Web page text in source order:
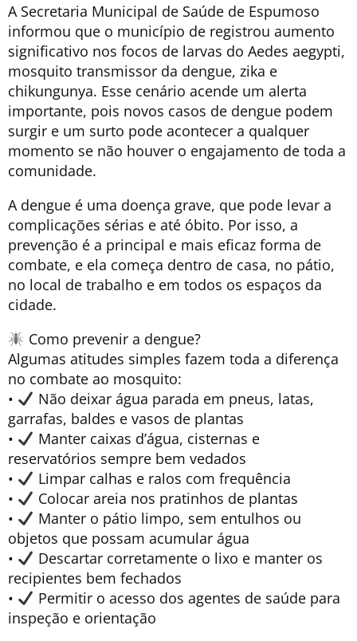
A Secretaria Municipal de Saúde de Espumoso
informou que o município de registrou aumento
significativo nos focos de larvas do Aedes aegypti,
mosquito transmissor da dengue, zika e
chikungunya. Esse cenário acende um alerta
importante, pois novos casos de dengue podem
surgir e um surto pode acontecer a qualquer
momento se não houver o engajamento de toda a
comunidade.
A dengue é uma doença grave, que pode levar a
complicações sérias e até óbito. Por isso, a
prevenção é a principal e mais eficaz forma de
combate, e ela começa dentro de casa, no pátio,
no local de trabalho e em todos os espaços da
cidade.
Como prevenir a dengue?
Algumas atitudes simples fazem toda a diferença
no combate ao mosquito:
•
Não deixar água parada em pneus, latas,
garrafas, baldes e vasos de plantas
•
Manter caixas d’água, cisternas e
reservatórios sempre bem vedados
•
Limpar calhas e ralos com frequência
•
Colocar areia nos pratinhos de plantas
•
Manter o pátio limpo, sem entulhos ou
objetos que possam acumular água
•
Descartar corretamente o lixo e manter os
recipientes bem fechados
•
Permitir o acesso dos agentes de saúde para
inspeção e orientação